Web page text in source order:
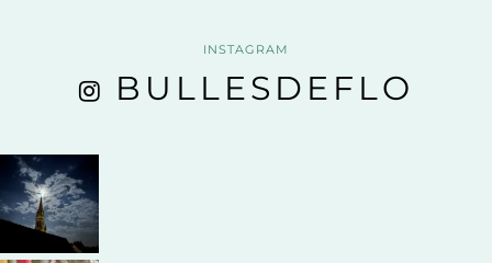
INSTAGRAM
BULLESDEFLO